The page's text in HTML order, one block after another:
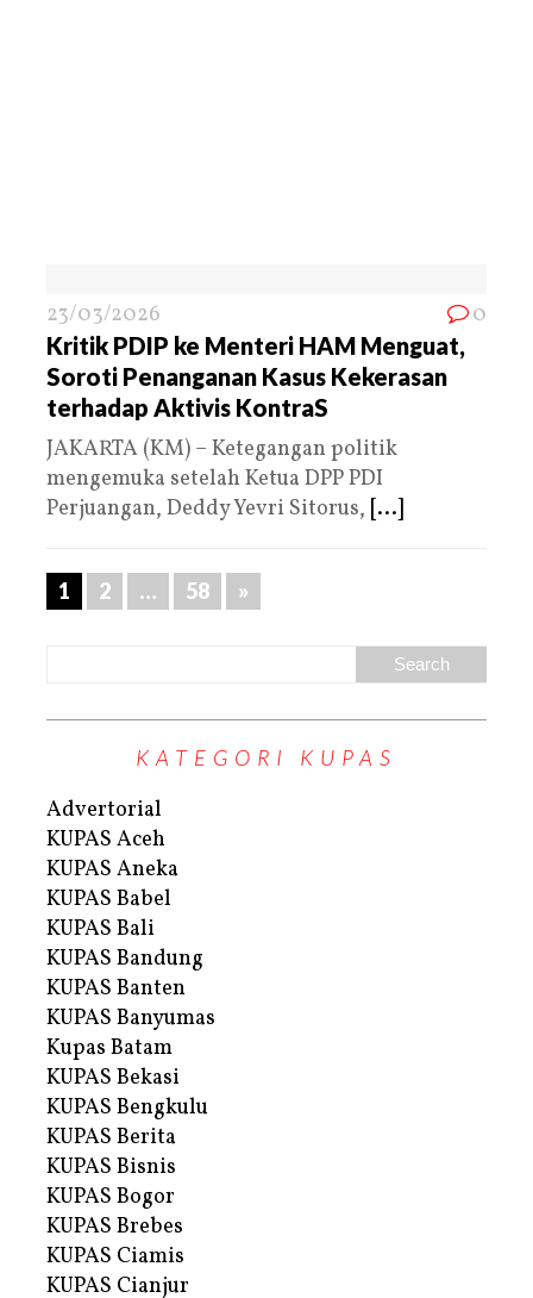
23/03/2026 0
Kritik PDIP ke Menteri HAM Menguat,
Soroti Penanganan Kasus Kekerasan
terhadap Aktivis KontraS
JAKARTA (KM) – Ketegangan politik
mengemuka setelah Ketua DPP PDI
Perjuangan, Deddy Yevri Sitorus, [...]
1 2 … 58 »
KATEGORI KUPAS
Advertorial
KUPAS Aceh
KUPAS Aneka
KUPAS Babel
KUPAS Bali
KUPAS Bandung
KUPAS Banten
KUPAS Banyumas
Kupas Batam
KUPAS Bekasi
KUPAS Bengkulu
KUPAS Berita
KUPAS Bisnis
KUPAS Bogor
KUPAS Brebes
KUPAS Ciamis
KUPAS Cianjur